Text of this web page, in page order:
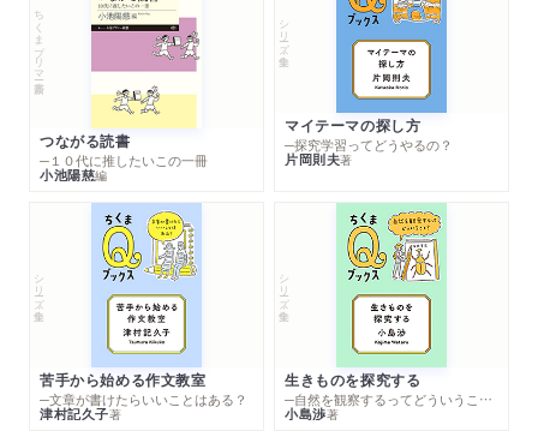
ちくまプリマー新書
つながる読書
─１０代に推したいこの一冊
小池陽慈編
シリーズ・全集
マイテーマの探し方
─探究学習ってどうやるの？
片岡則夫著
シリーズ・全集
苦手から始める作文教室
─文章が書けたらいいことはある？
津村記久子著
シリーズ・全集
生きものを探究する
─自然を観察するってどういうこと？
小島渉著